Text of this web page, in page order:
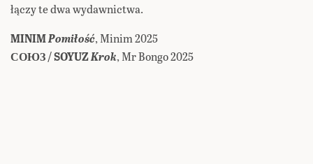
łączy te dwa wydawnictwa.
MINIMPomiłość, Minim 2025
СОЮЗ / SOYUZKrok, Mr Bongo 2025